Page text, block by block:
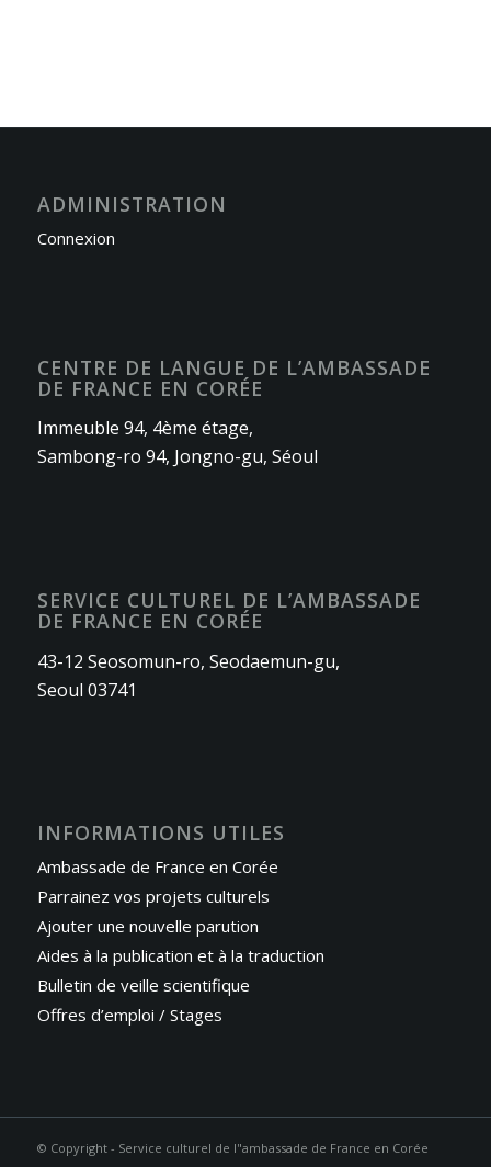
ADMINISTRATION
Connexion
CENTRE DE LANGUE DE L’AMBASSADE
DE FRANCE EN CORÉE
Immeuble 94, 4ème étage,
Sambong-ro 94, Jongno-gu, Séoul
SERVICE CULTUREL DE L’AMBASSADE
DE FRANCE EN CORÉE
43-12 Seosomun-ro, Seodaemun-gu,
Seoul 03741
INFORMATIONS UTILES
Ambassade de France en Corée
Parrainez vos projets culturels
Ajouter une nouvelle parution
Aides à la publication et à la traduction
Bulletin de veille scientifique
Offres d’emploi / Stages
© Copyright - Service culturel de l"ambassade de France en Corée